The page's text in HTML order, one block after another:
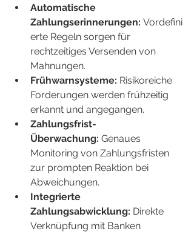
Automatische
Zahlungserinnerungen: Vordefini
erte Regeln sorgen für
rechtzeitiges Versenden von
Mahnungen.
Frühwarnsysteme: Risikoreiche
Forderungen werden frühzeitig
erkannt und angegangen.
Zahlungsfrist-
Überwachung: Genaues
Monitoring von Zahlungsfristen
zur prompten Reaktion bei
Abweichungen.
Integrierte
Zahlungsabwicklung: Direkte
Verknüpfung mit Banken